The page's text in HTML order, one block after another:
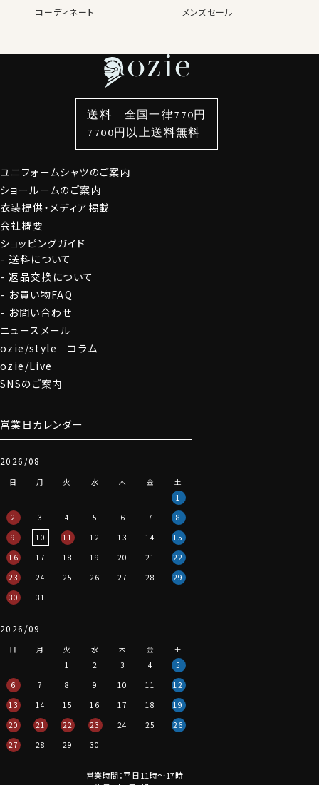
コーディネート
メンズセール
袖・カフス型から選ぶ
色から選ぶ
柄から選ぶ
スタイルから選ぶ
カジュアルシャツ
定番シャツ
カフスボタン
サスペンダー
財布・名刺入れ
バッグ
ストール・マフラー
グローブ
ユニフォームシャツのご案内
ショールームのご案内
衣装提供・メディア掲載
会社概要
ショッピングガイド
送料について
返品交換について
お買い物FAQ
お問い合わせ
ニュースメール
ozie/style コラム
ozie/Live
SNSのご案内
営業日カレンダー
2026/08
日 月 火 水 木 金
土
1
2
3 4 5 6 7
8
9
10 11 12 13 14
15
16
17 18 19 20 21
22
23
24 25 26 27 28
29
30
31
2026/09
日 月 火 水 木 金
土
1
2 3 4
5
6
7 8 9 10 11
12
13
14 15 16 17 18
19
20
21 22 23 24 25
26
27
28 29 30
送料 全国一律770円
7700円以上送料無料
営業時間：平日11時～17時